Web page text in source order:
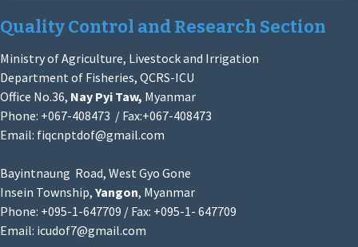
Quality Control and Research Section
Ministry of Agriculture, Livestock and Irrigation
Department of Fisheries, QCRS-ICU
Office No.36, Nay Pyi Taw, Myanmar
Phone: +067-408473 / Fax:+067-408473
Email: fiqcnptdof@gmail.com
Bayintnaung Road, West Gyo Gone
Insein Township, Yangon, Myanmar
Phone: +095-1-647709 / Fax: +095-1- 647709
Email: icudof7@gmail.com